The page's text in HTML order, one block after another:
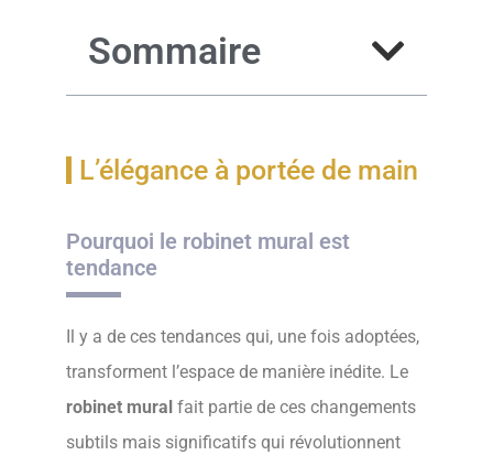
Sommaire
L’élégance à portée de main
Pourquoi le robinet mural est
tendance
Il y a de ces tendances qui, une fois adoptées,
transforment l’espace de manière inédite. Le
robinet mural fait partie de ces changements
subtils mais significatifs qui révolutionnent